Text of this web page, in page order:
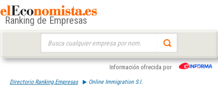
Ranking de Empresas
Información ofrecida por
Directorio Ranking Empresas Online Immigration S.l.